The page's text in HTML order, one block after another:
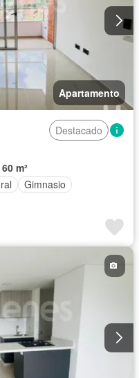
Apartamento
Destacado
60 m²
Gimnasio